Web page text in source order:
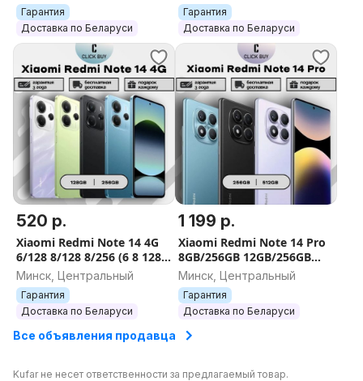
Гарантия
Доставка по Беларуси
Гарантия
Доставка по Беларуси
520 р.
Xiaomi Redmi Note 14 4G
6/128 8/128 8/256 (6 8 128
256 GB)
Минск, Центральный
Гарантия
Доставка по Беларуси
1 199 р.
Xiaomi Redmi Note 14 Pro
8GB/256GB 12GB/256GB
12GB/512GB
Минск, Центральный
Гарантия
Доставка по Беларуси
Все объявления продавца
Kufar не несет ответственности за предлагаемый товар.